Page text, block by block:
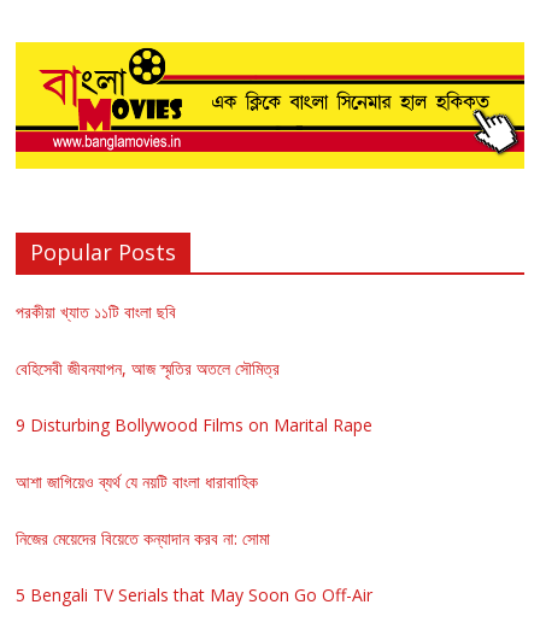
Popular Posts
পরকীয়া খ্যাত ১১টি বাংলা ছবি
বেহিসেবী জীবনযাপন, আজ স্মৃতির অতলে সৌমিত্র
9 Disturbing Bollywood Films on Marital Rape
আশা জাগিয়েও ব্যর্থ যে নয়টি বাংলা ধারাবাহিক
নিজের মেয়েদের বিয়েতে কন্যাদান করব না: সোমা
5 Bengali TV Serials that May Soon Go Off-Air